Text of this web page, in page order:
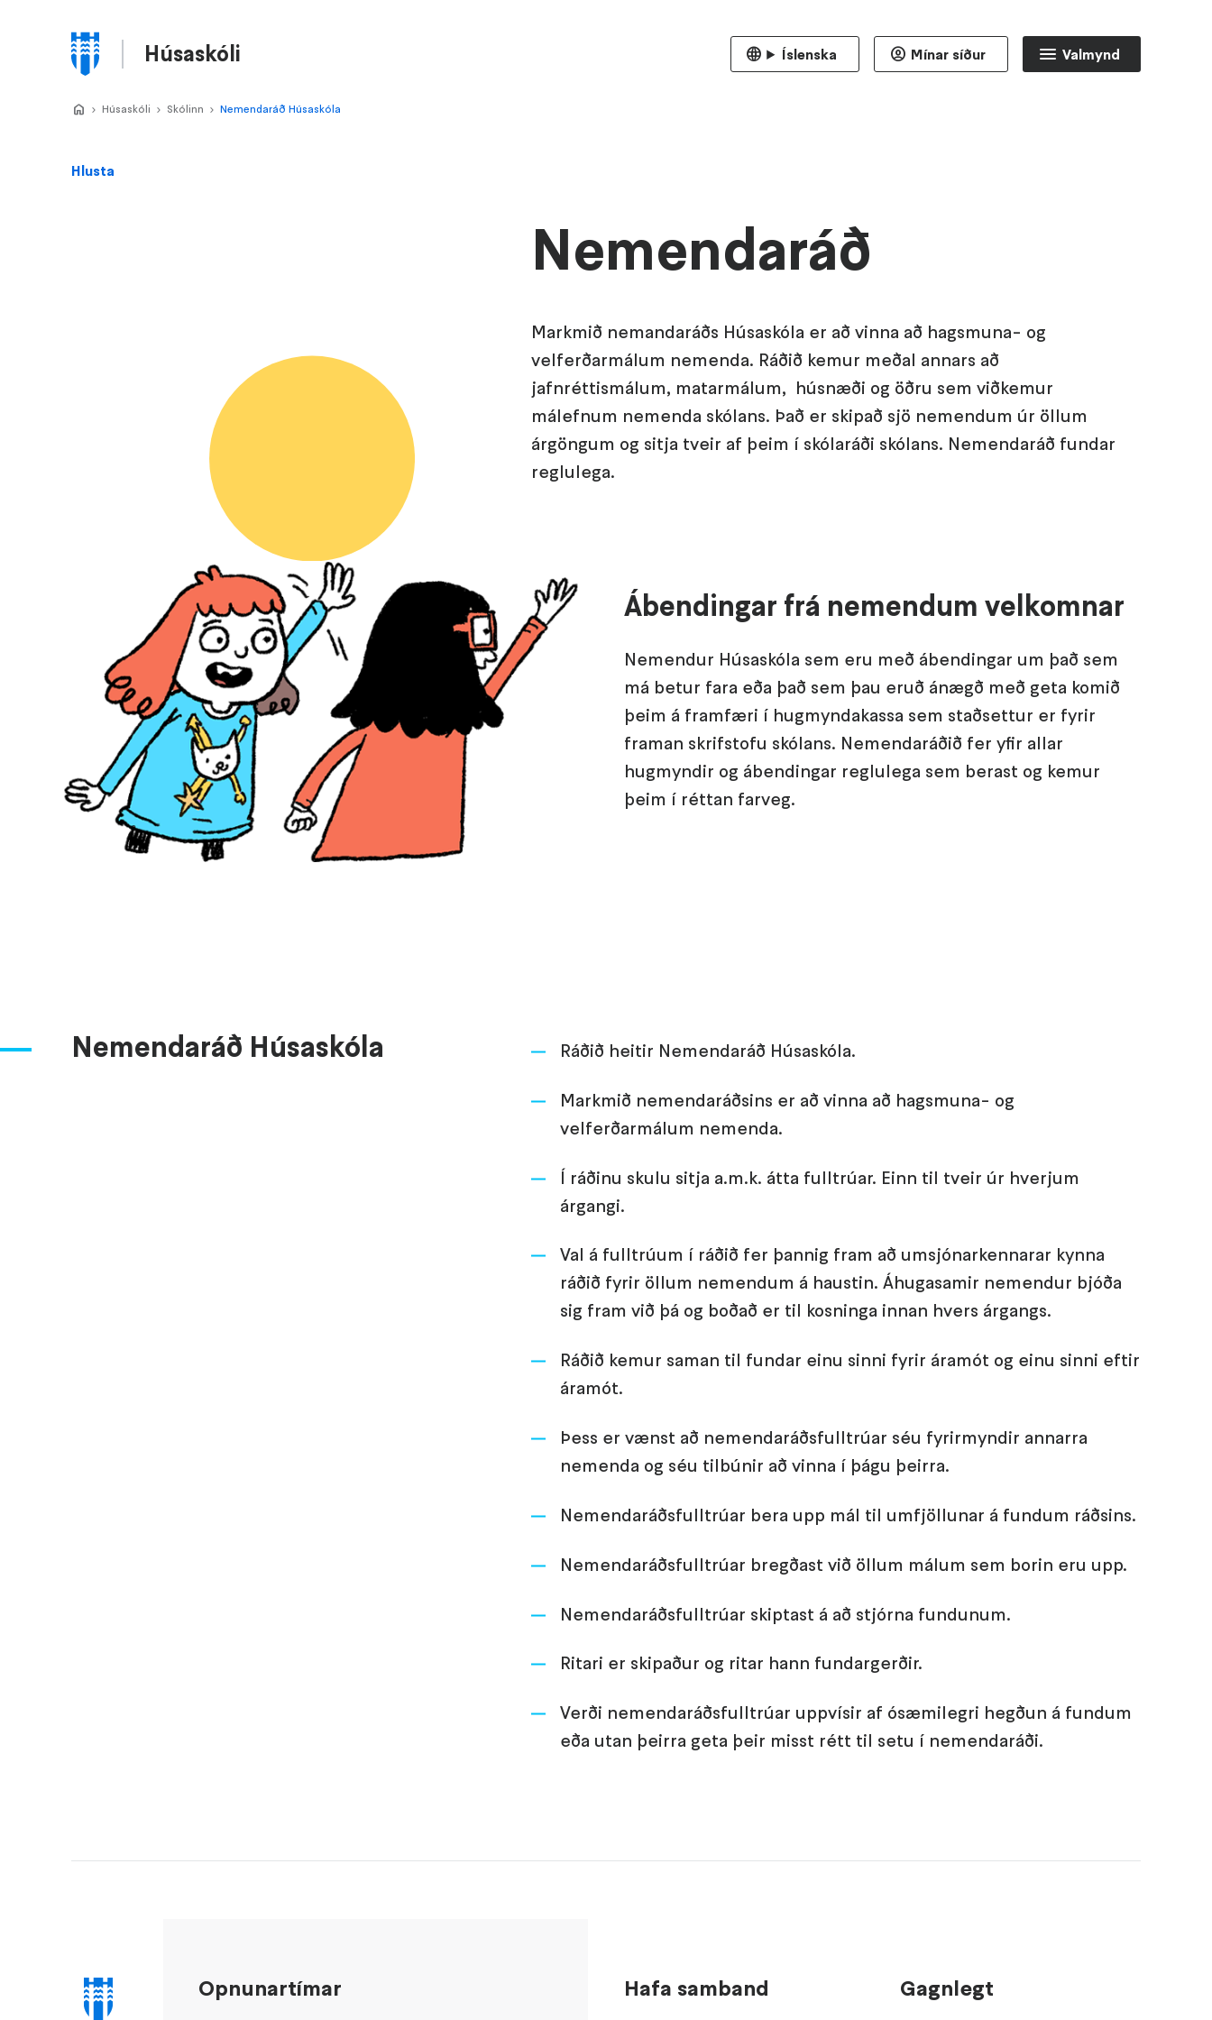
Húsaskóli
Valmynd
Hlusta
Nemendaráð
Markmið nemandaráðs Húsaskóla er að vinna að hagsmuna- og
velferðarmálum nemenda. Ráðið kemur meðal annars að
jafnréttismálum, matarmálum, húsnæði og öðru sem viðkemur
málefnum nemenda skólans. Það er skipað sjö nemendum úr öllum
árgöngum og sitja tveir af þeim í skólaráði skólans. Nemendaráð fundar
reglulega.
Ábendingar frá nemendum velkomnar
Nemendur Húsaskóla sem eru með ábendingar um það sem
má betur fara eða það sem þau eruð ánægð með geta komið
þeim á framfæri í hugmyndakassa sem staðsettur er fyrir
framan skrifstofu skólans. Nemendaráðið fer yfir allar
hugmyndir og ábendingar reglulega sem berast og kemur
þeim í réttan farveg.
Nemendaráð Húsaskóla Ráðið heitir Nemendaráð Húsaskóla.
Markmið nemendaráðsins er að vinna að hagsmuna- og
velferðarmálum nemenda.
Í ráðinu skulu sitja a.m.k. átta fulltrúar. Einn til tveir úr hverjum
árgangi.
Val á fulltrúum í ráðið fer þannig fram að umsjónarkennarar kynna
ráðið fyrir öllum nemendum á haustin. Áhugasamir nemendur bjóða
sig fram við þá og boðað er til kosninga innan hvers árgangs.
Ráðið kemur saman til fundar einu sinni fyrir áramót og einu sinni eftir
áramót.
Þess er vænst að nemendaráðsfulltrúar séu fyrirmyndir annarra
nemenda og séu tilbúnir að vinna í þágu þeirra.
Nemendaráðsfulltrúar bera upp mál til umfjöllunar á fundum ráðsins.
Nemendaráðsfulltrúar bregðast við öllum málum sem borin eru upp.
Nemendaráðsfulltrúar skiptast á að stjórna fundunum.
Ritari er skipaður og ritar hann fundargerðir.
Verði nemendaráðsfulltrúar uppvísir af ósæmilegri hegðun á fundum
eða utan þeirra geta þeir misst rétt til setu í nemendaráði.
Home
>
Húsaskóli >
Skólinn >
Nemendaráð Húsaskóla
Valmynd
Íslenska Mínar síður
Opnunartímar Hafa samband Gagnlegt